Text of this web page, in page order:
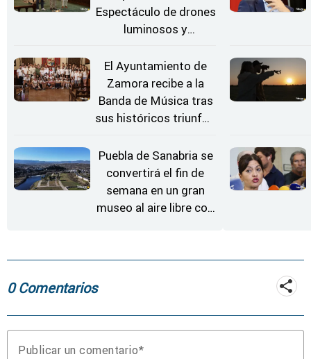
Espectáculo de drones
luminosos y
Estrellas
El Ayuntamiento de
Zamora recibe a la
Banda de Música tras
sus históricos triunfos
Puebla de Sanabria se
convertirá el fin de
semana en un gran
museo al aire libre con
0 Comentarios
Publicar un comentario